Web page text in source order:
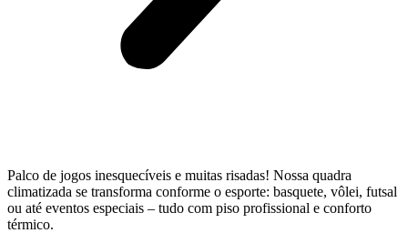
Palco de jogos inesquecíveis e muitas risadas! Nossa quadra
climatizada se transforma conforme o esporte: basquete, vôlei, futsal
ou até eventos especiais – tudo com piso profissional e conforto
térmico.